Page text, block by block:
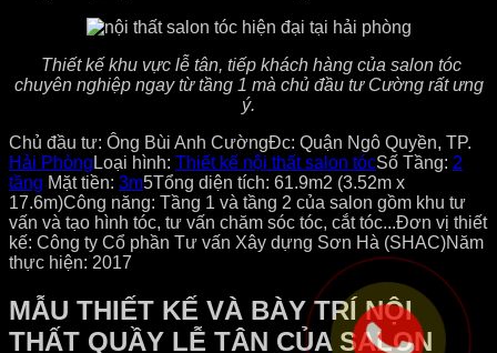
Thiết kế khu vực lễ tân, tiếp khách hàng của salon tóc
chuyên nghiệp ngay từ tầng 1 mà chủ đầu tư Cường rất ưng
ý.
Chủ đầu tư: Ông Bùi Anh CườngĐc: Quận Ngô Quyền, TP.
Hải Phòng Loại hình: Thiết kế nội thất salon tócSố Tầng: 2
tầng Mặt tiền: 3m5Tổng diện tích: 61.9m2 (3.52m x
17.6m)Công năng: Tầng 1 và tầng 2 của salon gồm khu tư
vấn và tạo hình tóc, tư vấn chăm sóc tóc, cắt tóc...Đơn vị thiết
kế: Công ty Cổ phần Tư vấn Xây dựng Sơn Hà (SHAC)Năm
thực hiện: 2017
MẪU THIẾT KẾ VÀ BÀY TRÍ NỘI
THẤT QUẦY LỄ TÂN CỦA SALON